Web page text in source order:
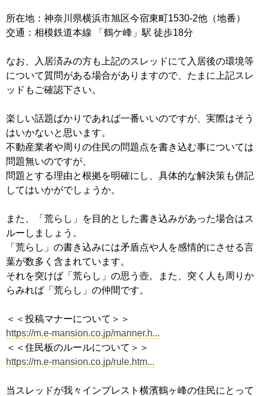
所在地：神奈川県横浜市旭区今宿東町1530-2他（地番）
交通：相模鉄道本線 「鶴ケ峰」駅 徒歩18分
なお、入居済みの方も上記のスレッドにて入居後の環境等
について質問がある場合がありますので、たまに上記スレ
ッドもご確認下さい。
楽しい話題ばかりであれば一番いいのですが、実際はそう
はいかないと思います。
不動産業者や周りの住民の問題点を書き込む事については
問題無いのですが、
問題とする理由と根拠を明確にし、具体的な解決策も併記
してはいかがでしょうか。
また、「荒らし」を目的とした書き込みがあった場合はス
ルーしましょう。
「荒らし」の書き込みには矛盾点や人を感情的にさせる言
葉が数多く含まれています。
それを突けば「荒らし」の思う壺。また、突く人も周りか
らみれば「荒らし」の仲間です。
＜＜投稿マナーについて＞＞
https://m.e-mansion.co.jp/manner.h...
＜＜住民板のルールについて＞＞
https://m.e-mansion.co.jp/rule.htm...
当スレッドが我々インプレスト横濱鶴ヶ峰の住民にとって